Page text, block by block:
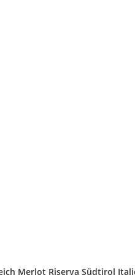
Merlot Riserva Südtirol